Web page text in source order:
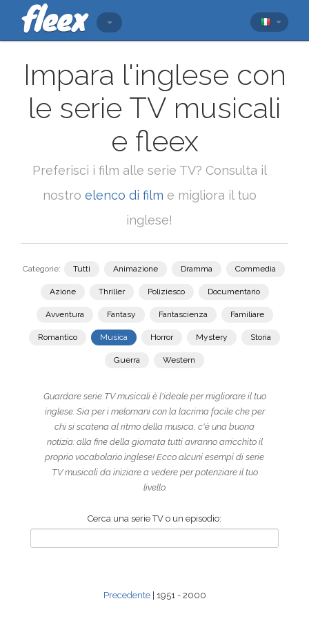
Impara l'inglese con
le serie TV musicali
e fleex
Preferisci i film alle serie TV? Consulta il
nostro elenco di film e migliora il tuo
inglese!
Categorie: Tutti Animazione Dramma Commedia
Azione Thriller Poliziesco Documentario
Avventura Fantasy Fantascienza Familiare
Romantico Musica Horror Mystery Storia
Guerra Western
Guardare serie TV musicali è l'ideale per migliorare il tuo
inglese. Sia per i melomani con la lacrima facile che per
chi si scatena al ritmo della musica, c'è una buona
notizia: alla fine della giornata tutti avranno arricchito il
proprio vocabolario inglese! Ecco alcuni esempi di serie
TV musicali da iniziare a vedere per potenziare il tuo
livello.
Cerca una serie TV o un episodio:
Precedente| 1951 - 2000